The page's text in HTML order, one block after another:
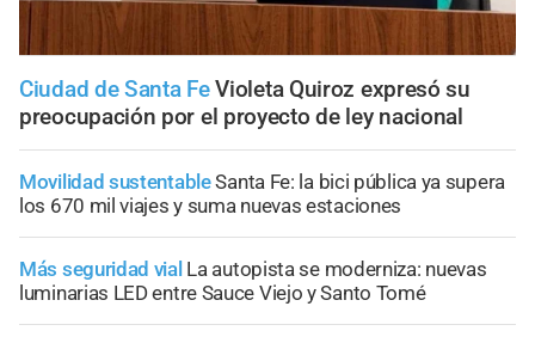
Ciudad de Santa Fe Violeta Quiroz expresó su
preocupación por el proyecto de ley nacional
Movilidad sustentableSanta Fe: la bici pública ya supera
los 670 mil viajes y suma nuevas estaciones
Más seguridad vial La autopista se moderniza: nuevas
luminarias LED entre Sauce Viejo y Santo Tomé